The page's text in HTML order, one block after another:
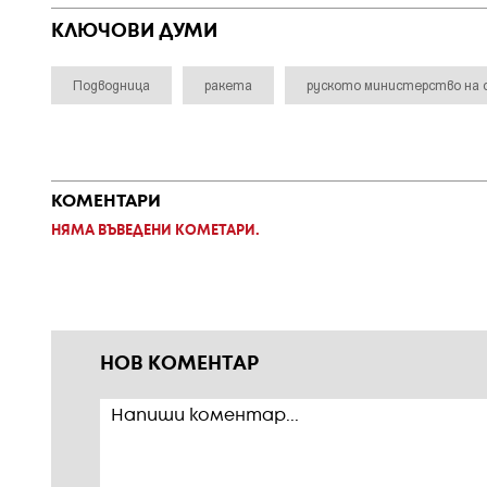
КЛЮЧОВИ ДУМИ
Подводница ракета руското министерство на
КОМЕНТАРИ
НЯМА ВЪВЕДЕНИ КОМЕТАРИ.
НОВ КОМЕНТАР